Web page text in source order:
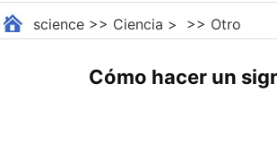
science>> Ciencia > >> Otro
Cómo hacer un